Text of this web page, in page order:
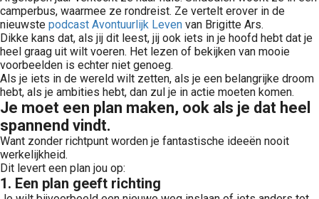
camperbus, waarmee ze rondreist. Ze vertelt erover in de
nieuwste podcast Avontuurlijk Leven van Brigitte Ars.
Dikke kans dat, als jij dit leest, jij ook iets in je hoofd hebt dat je
heel graag uit wilt voeren. Het lezen of bekijken van mooie
voorbeelden is echter niet genoeg.
Als je iets in de wereld wilt zetten, als je een belangrijke droom
hebt, als je ambities hebt, dan zul je in actie moeten komen.
Je moet een plan maken, ook als je dat heel
spannend vindt.
Want zonder richtpunt worden je fantastische ideeën nooit
werkelijkheid.
Dit levert een plan jou op:
1. Een plan geeft richting